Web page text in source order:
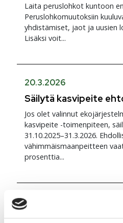
Laita peruslohkot kuntoon
Peruslohkomuutoksiin
yhdistämiset, jaot ja uusien
Lisäksi voit...
20.3.2026
Säilytä kasvipeite
Jos olet valinnut
kasvipeite -toimenpiteen,
31.10.2025–31.3.2026.
vähimmäismaanpeitteen
prosenttia...
17.3.2026
Tärkeät päivämäärät